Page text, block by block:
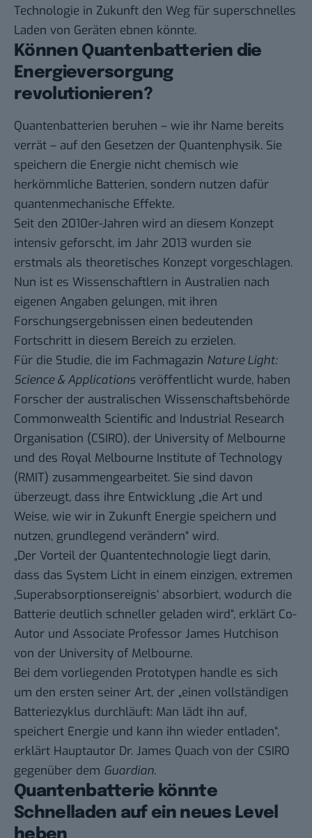
Technologie in Zukunft den Weg für superschnelles
Laden von Geräten ebnen könnte.
Können Quantenbatterien die
Energieversorgung
revolutionieren?
Quantenbatterien beruhen – wie ihr Name bereits
verrät – auf den Gesetzen der Quantenphysik. Sie
speichern die Energie nicht chemisch wie
herkömmliche Batterien, sondern nutzen dafür
quantenmechanische Effekte.
Seit den 2010er-Jahren wird an diesem Konzept
intensiv geforscht, im Jahr 2013 wurden sie
erstmals als theoretisches Konzept vorgeschlagen.
Nun ist es Wissenschaftlern in Australien nach
eigenen Angaben gelungen, mit ihren
Forschungsergebnissen einen bedeutenden
Fortschritt in diesem Bereich zu erzielen.
Für die Studie, die im Fachmagazin Nature Light:
Science & Applications veröffentlicht wurde, haben
Forscher der australischen Wissenschaftsbehörde
Commonwealth Scientific and Industrial Research
Organisation (CSIRO), der University of Melbourne
und des Royal Melbourne Institute of Technology
(RMIT) zusammengearbeitet. Sie sind davon
überzeugt, dass ihre Entwicklung „die Art und
Weise, wie wir in Zukunft Energie speichern und
nutzen, grundlegend verändern“ wird.
„Der Vorteil der Quantentechnologie liegt darin,
dass das System Licht in einem einzigen, extremen
‚Superabsorptionsereignis‘ absorbiert, wodurch die
Batterie deutlich schneller geladen wird“, erklärt Co-
Autor und Associate Professor James Hutchison
von der University of Melbourne.
Bei dem vorliegenden Prototypen handle es sich
um den ersten seiner Art, der „einen vollständigen
Batteriezyklus durchläuft: Man lädt ihn auf,
speichert Energie und kann ihn wieder entladen“,
erklärt Hauptautor Dr. James Quach von der CSIRO
gegenüber dem Guardian.
Quantenbatterie könnte
Schnelladen auf ein neues Level